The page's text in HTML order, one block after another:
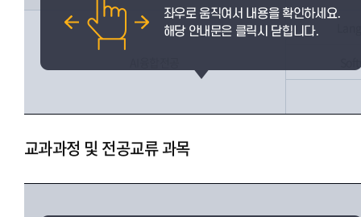
교과과정 및 전공교류 과목